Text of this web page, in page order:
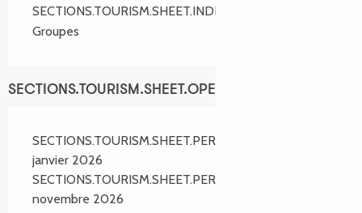
SECTIONS.TOURISM.SHEET.INDIVIDUALS
Groupes
SECTIONS.TOURISM.SHEET.OPENINGS
SECTIONS.TOURISM.SHEET.PERIODS.FROM 5
janvier 2026
SECTIONS.TOURISM.SHEET.PERIODS.UNTIL 28
novembre 2026